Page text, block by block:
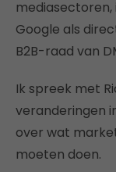
mediasectoren,
Google als
B2B-raad van
Ik spreek met
veranderingen
over wat
moeten doen.